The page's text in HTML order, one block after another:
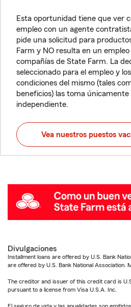
Esta oportunidad tiene que ver
empleo con un agente
pide una solicitud para
Farm y NO resulta en un
compañías de State Farm. La
seleccionado para el empleo y
condiciones del mismo (tales
beneficios) las toma
independiente.
Vea nuestros puestos
Divulgaciones
Installment loans are offered by U.S. Bank
are offered by U.S. Bank National Association.
The creditor and issuer of this credit card is
pursuant to a license from Visa U.S.A. Inc.